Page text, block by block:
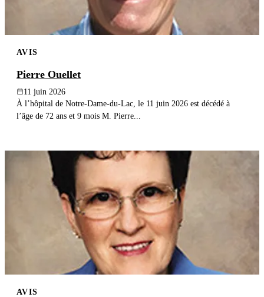
AVIS
Pierre Ouellet
11 juin 2026
À l’hôpital de Notre-Dame-du-Lac, le 11 juin 2026 est décédé à
l’âge de 72 ans et 9 mois M. Pierre...
AVIS